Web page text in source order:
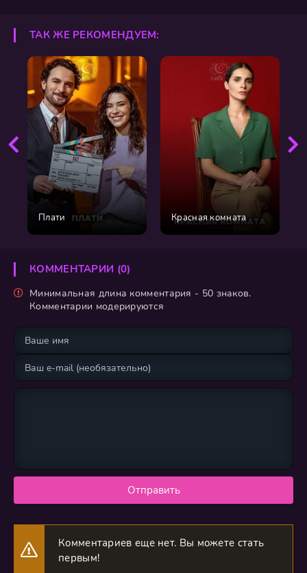
ТАК ЖЕ РЕКОМЕНДУЕМ:
Плати Красная комната
КОММЕНТАРИИ (0)
Минимальная длина комментария - 50 знаков.
Комментарии модерируются
Отправить
Комментариев еще нет. Вы можете стать
первым!